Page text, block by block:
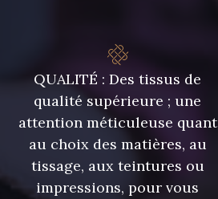
QUALITÉ : Des tissus de
qualité supérieure ; une
attention méticuleuse quant
au choix des matières, au
tissage, aux teintures ou
impressions, pour vous